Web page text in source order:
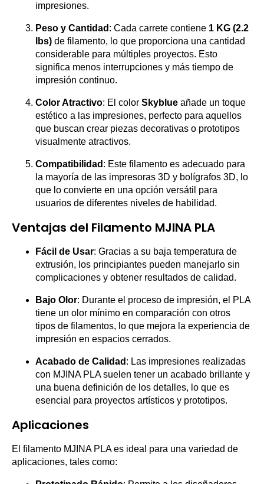
impresiones.
Peso y Cantidad : Cada carrete contiene 1 KG (2.2
lbs) de filamento, lo que proporciona una cantidad
considerable para múltiples proyectos. Esto
significa menos interrupciones y más tiempo de
impresión continuo.
Color Atractivo: El color Skyblue añade un toque
estético a las impresiones, perfecto para aquellos
que buscan crear piezas decorativas o prototipos
visualmente atractivos.
Compatibilidad : Este filamento es adecuado para
la mayoría de las impresoras 3D y bolígrafos 3D, lo
que lo convierte en una opción versátil para
usuarios de diferentes niveles de habilidad.
Ventajas del Filamento MJINA PLA
Fácil de Usar: Gracias a su baja temperatura de
extrusión, los principiantes pueden manejarlo sin
complicaciones y obtener resultados de calidad.
Bajo Olor: Durante el proceso de impresión, el PLA
tiene un olor mínimo en comparación con otros
tipos de filamentos, lo que mejora la experiencia de
impresión en espacios cerrados.
Acabado de Calidad : Las impresiones realizadas
con MJINA PLA suelen tener un acabado brillante y
una buena definición de los detalles, lo que es
esencial para proyectos artísticos y prototipos.
Aplicaciones
El filamento MJINA PLA es ideal para una variedad de
aplicaciones, tales como: